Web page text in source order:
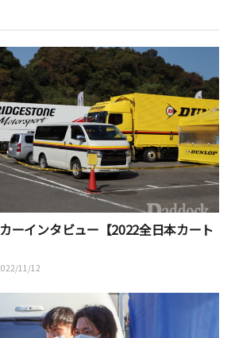
ーインタビュー【2022全日本カート
11/12